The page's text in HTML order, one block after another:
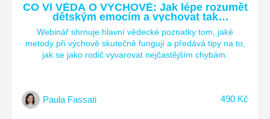
CO VÍ VĚDA O VÝCHOVĚ: Jak lépe rozumět
dětským emocím a vychovat tak
spokojenější dítě? A jak obstát jako rodič?
Webinář shrnuje hlavní vědecké poznatky tom, jaké
metody při výchově skutečně fungují a předává tipy na to,
jak se jako rodič vyvarovat nejčastějším chybám.
Paula Fassati 490 Kč